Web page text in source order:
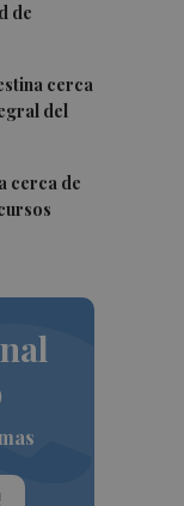
de
cerca
del
cerca de